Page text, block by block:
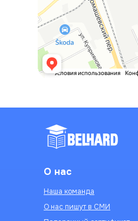
О нас
Наша команда
О нас пишут в СМИ